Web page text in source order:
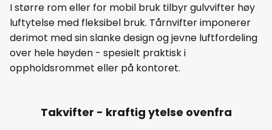
I større rom eller for mobil bruk tilbyr gulvvifter høy
luftytelse med fleksibel bruk. Tårnvifter imponerer
derimot med sin slanke design og jevne luftfordeling
over hele høyden - spesielt praktisk i
oppholdsrommet eller på kontoret.
Takvifter - kraftig ytelse ovenfra